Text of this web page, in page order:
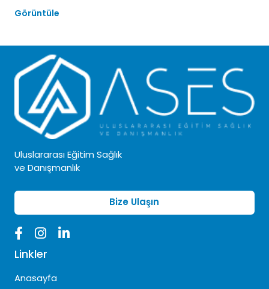
Görüntüle
Uluslararası Eğitim Sağlık
ve Danışmanlık
Bize Ulaşın
Linkler
Anasayfa